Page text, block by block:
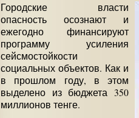
Городские власти
опасность осознают и
ежегодно финансируют
программу усиления
сейсмостойкости
социальных объектов. Как и
в прошлом году, в этом
выделено из бюджета 350
миллионов тенге.